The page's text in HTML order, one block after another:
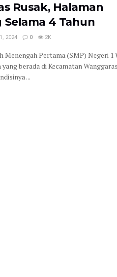
Rusak, Halaman
4 Tahun
2024 0 2K
Menengah Pertama (SMP) Negeri 1
berada di Kecamatan
...